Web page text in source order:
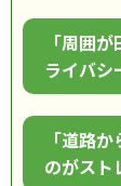
「周囲
ライバシ
「道路
のがスト